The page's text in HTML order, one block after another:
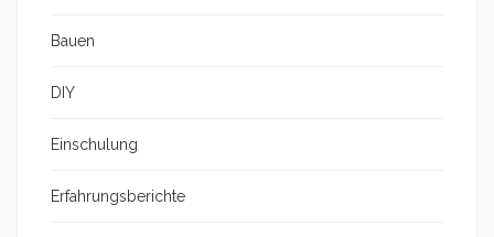
Bauen
DIY
Einschulung
Erfahrungsberichte